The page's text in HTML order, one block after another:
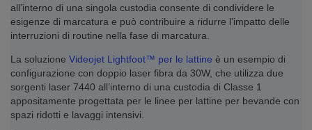
all’interno di una singola custodia consente di condividere le
esigenze di marcatura e può contribuire a ridurre l’impatto delle
interruzioni di routine nella fase di marcatura.
La soluzione Videojet Lightfoot™ per le lattine è un esempio di
configurazione con doppio laser fibra da 30W, che utilizza due
sorgenti laser 7440 all’interno di una custodia di Classe 1
appositamente progettata per le linee per lattine per bevande con
spazi ridotti e lavaggi intensivi.